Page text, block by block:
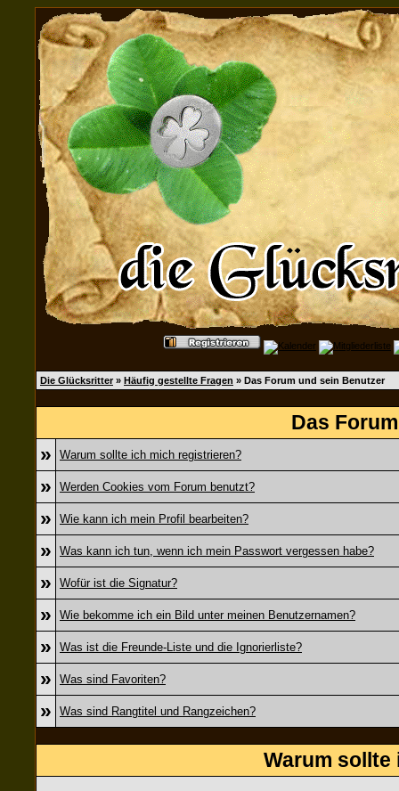
Die Glücksritter » Häufig gestellte Fragen » Das Forum und sein Benutzer
Das
»
Warum sollte ich mich registrieren?
» Werden Cookies vom Forum benutzt?
» Wie kann ich mein Profil bearbeiten?
» Was kann ich tun, wenn ich mein Passwort vergessen habe?
» Wofür ist die Signatur?
» Wie bekomme ich ein Bild unter meinen Benutzernamen?
» Was ist die Freunde-Liste und die Ignorierliste?
» Was sind Favoriten?
» Was sind Rangtitel und Rangzeichen?
Warum